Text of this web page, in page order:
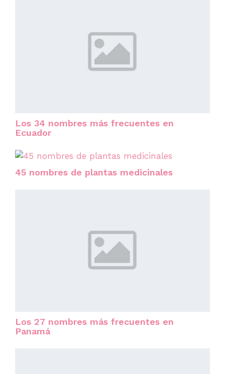
Los 34 nombres más frecuentes en
Ecuador
45 nombres de plantas medicinales
Los 27 nombres más frecuentes en
Panamá